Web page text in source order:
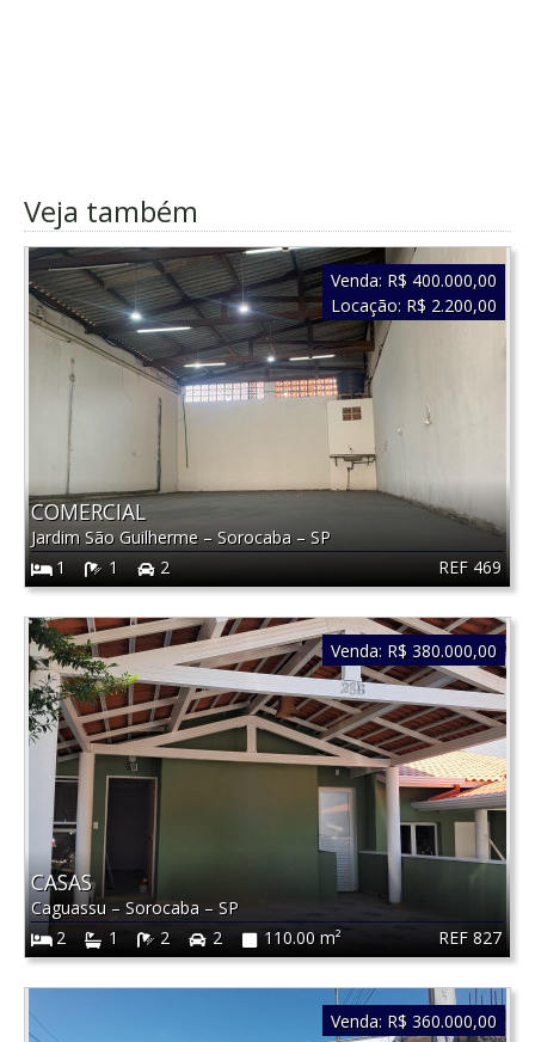
Veja também
REF 469
COMERCIAL
Jardim São Guilherme – Sorocaba – SP
1
1 2
Venda: R$ 400.000,00
Locação: R$ 2.200,00
REF 827
CASAS
Caguassu – Sorocaba – SP
2
1 2 2 110.00 m²
Venda: R$ 380.000,00
Venda: R$ 360.000,00